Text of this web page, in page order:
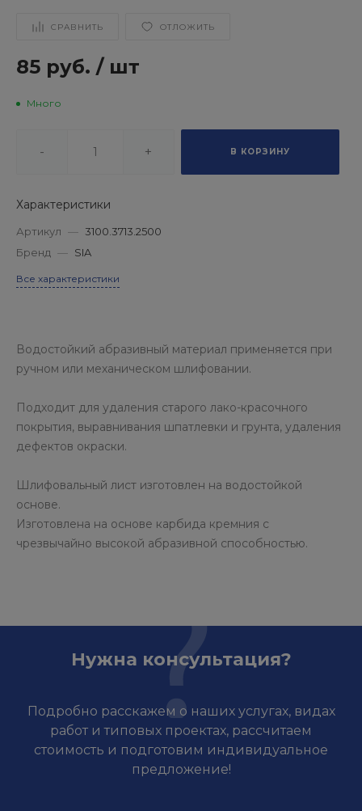
СРАВНИТЬ ОТЛОЖИТЬ
85 руб. / шт
Много
- + В КОРЗИНУ
Характеристики
Артикул — 3100.3713.2500
Бренд — SIA
Все характеристики
Водостойкий абразивный материал применяется при
ручном или механическом шлифовании.
Подходит для удаления старого лако-красочного
покрытия, выравнивания шпатлевки и грунта, удаления
дефектов окраски.
Шлифовальный лист изготовлен на водостойкой
основе.
Изготовлена на основе карбида кремния с
чрезвычайно высокой абразивной способностью.
Нужна консультация?
Подробно расскажем о наших услугах, видах
работ и типовых проектах, рассчитаем
стоимость и подготовим индивидуальное
предложение!